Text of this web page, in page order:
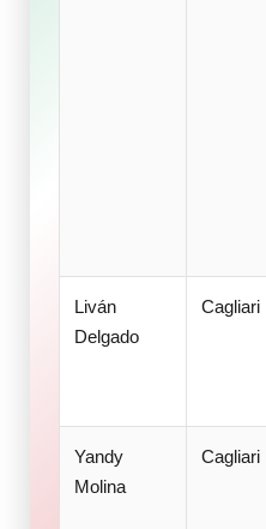
Liván
Delgado
Cagliari
Yandy
Molina
Cagliari